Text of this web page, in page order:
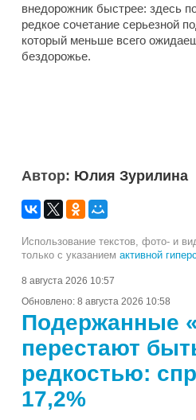
внедорожник быстрее: здесь
редкое сочетание серьезной
который меньше всего
бездорожье.
Автор: Юлия Зурилина
Использование текстов, фото- и
только с указанием активной
8 августа 2026 10:57
Обновлено: 8 августа 2026 10:58
Подержанные
перестают
редкостью:
17,2%